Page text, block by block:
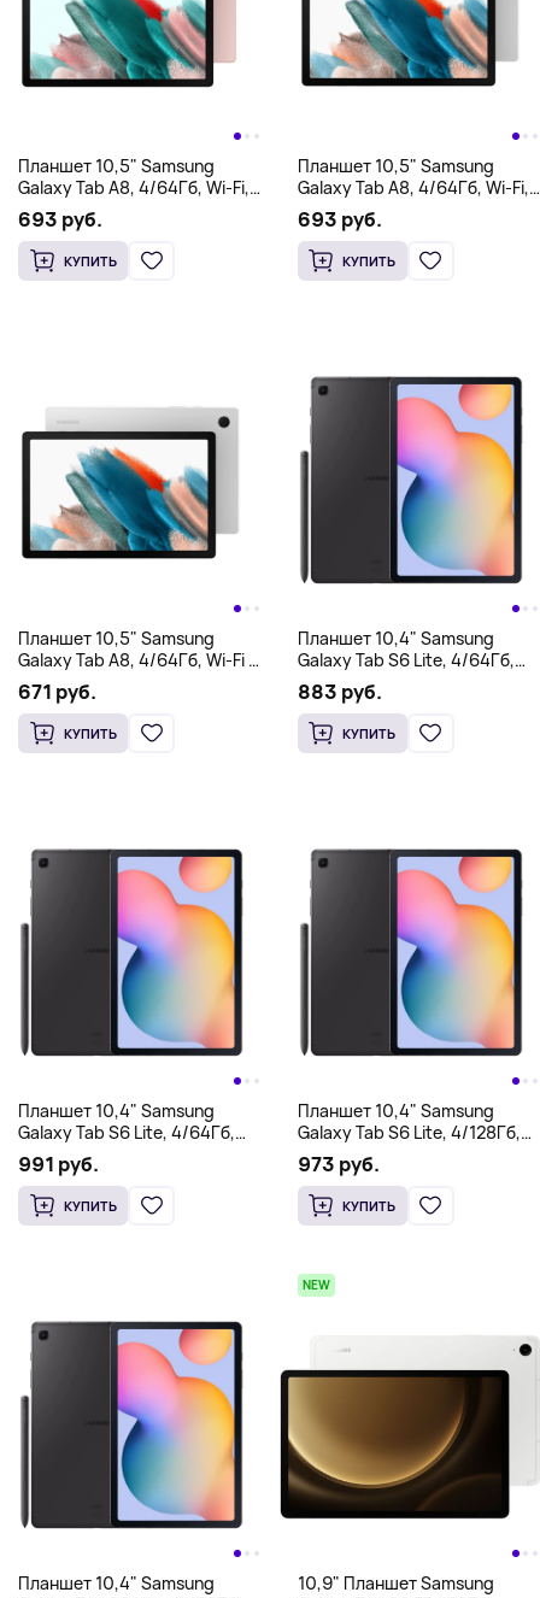
Планшет 10,5" Samsung
Galaxy Tab A8, 4/64Гб, Wi-Fi,
розовый
693 руб.
КУПИТЬ
Планшет 10,5" Samsung
Galaxy Tab A8, 4/64Гб, Wi-Fi,
белый
693 руб.
КУПИТЬ
Планшет 10,5" Samsung
Galaxy Tab A8, 4/64Гб, Wi-Fi +
Cellular, белый
671 руб.
КУПИТЬ
Планшет 10,4" Samsung
Galaxy Tab S6 Lite, 4/64Гб,
WiFi, серый
883 руб.
КУПИТЬ
Планшет 10,4" Samsung
Galaxy Tab S6 Lite, 4/64Гб,
WiFi + Cellular, серый
991 руб.
КУПИТЬ
Планшет 10,4" Samsung
Galaxy Tab S6 Lite, 4/128Гб,
WiFi, серый
973 руб.
КУПИТЬ
Планшет 10,4" Samsung
NEW
10,9" Планшет Samsung